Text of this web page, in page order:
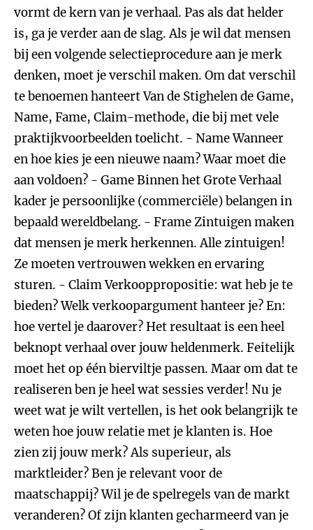
vormt de kern van je verhaal. Pas als dat helder
is, ga je verder aan de slag. Als je wil dat mensen
bij een volgende selectieprocedure aan je merk
denken, moet je verschil maken. Om dat verschil
te benoemen hanteert Van de Stighelen de Game,
Name, Fame, Claim-methode, die bij met vele
praktijkvoorbeelden toelicht. - Name Wanneer
en hoe kies je een nieuwe naam? Waar moet die
aan voldoen? - Game Binnen het Grote Verhaal
kader je persoonlijke (commerciële) belangen in
bepaald wereldbelang. - Frame Zintuigen maken
dat mensen je merk herkennen. Alle zintuigen!
Ze moeten vertrouwen wekken en ervaring
sturen. - Claim Verkooppropositie: wat heb je te
bieden? Welk verkoopargument hanteer je? En:
hoe vertel je daarover? Het resultaat is een heel
beknopt verhaal over jouw heldenmerk. Feitelijk
moet het op één bierviltje passen. Maar om dat te
realiseren ben je heel wat sessies verder! Nu je
weet wat je wilt vertellen, is het ook belangrijk te
weten hoe jouw relatie met je klanten is. Hoe
zien zij jouw merk? Als superieur, als
marktleider? Ben je relevant voor de
maatschappij? Wil je de spelregels van de markt
veranderen? Of zijn klanten gecharmeerd van je